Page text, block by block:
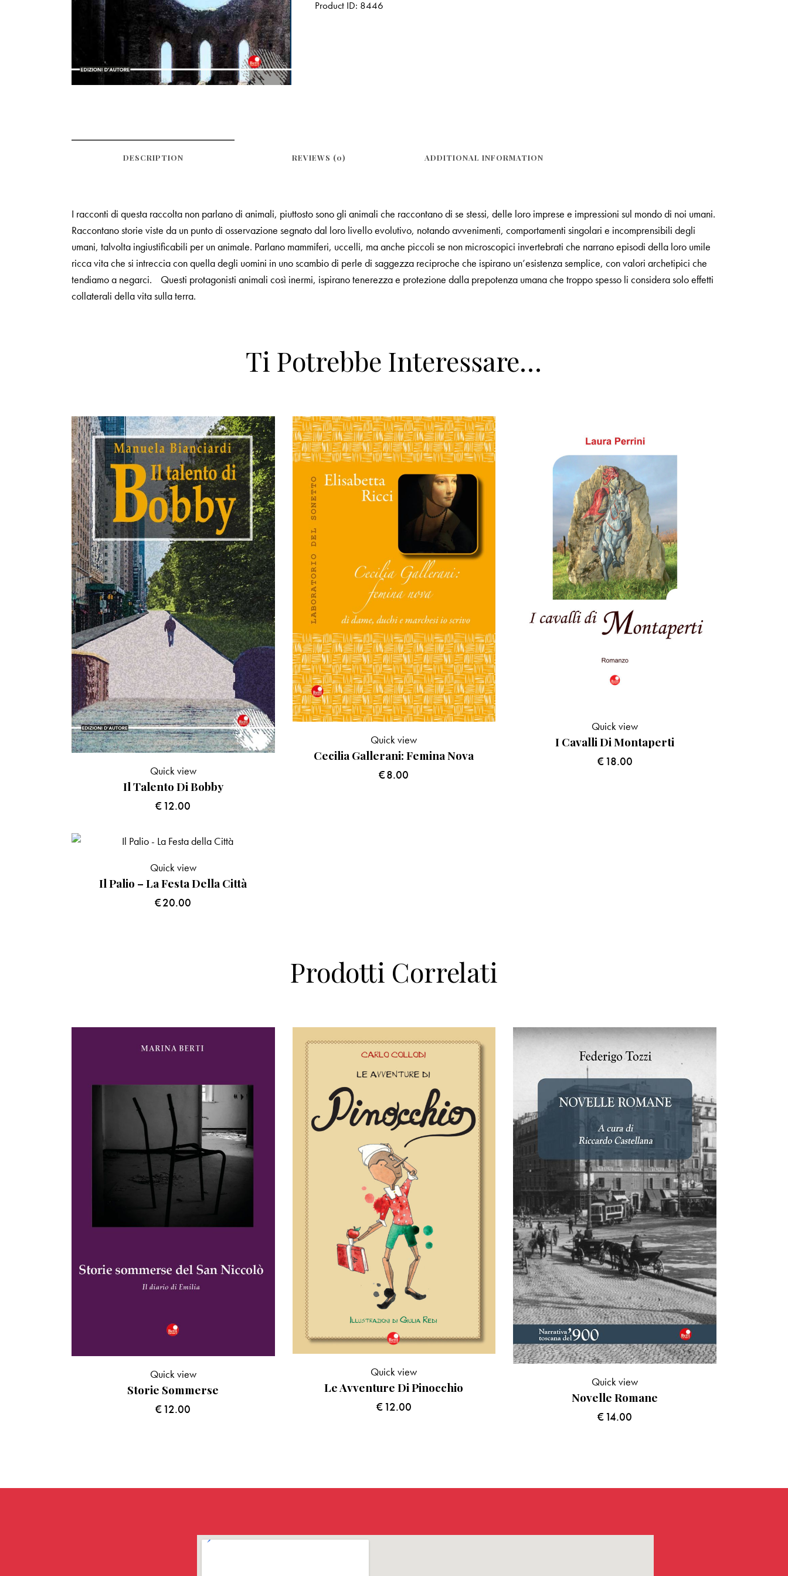
Product ID: 8446
DESCRIPTION REVIEWS (0) ADDITIONAL INFORMATION
I racconti di questa raccolta non parlano di animali, piuttosto sono gli animali che raccontano di se stessi, delle loro imprese e impressioni sul mondo di noi umani.
Raccontano storie viste da un punto di osservazione segnato dal loro livello evolutivo, notando avvenimenti, comportamenti singolari e incomprensibili degli
umani, talvolta ingiustificabili per un animale. Parlano mammiferi, uccelli, ma anche piccoli se non microscopici invertebrati che narrano episodi della loro umile
ricca vita che si intreccia con quella degli uomini in uno scambio di perle di saggezza reciproche che ispirano un’esistenza semplice, con valori archetipici che
tendiamo a negarci. Questi protagonisti animali così inermi, ispirano tenerezza e protezione dalla prepotenza umana che troppo spesso li considera solo effetti
collaterali della vita sulla terra.
Ti Potrebbe Interessare…
Il Talento Di Bobby
€12.00
Quick view
Cecilia Gallerani: Femina Nova
€8.00
Quick view I Cavalli Di Montaperti
€18.00
Quick view
Il Palio – La Festa Della Città
€20.00
Quick view
Prodotti Correlati
Storie Sommerse
€12.00
Quick view
Le Avventure Di Pinocchio
€12.00
Quick view
Novelle Romane
€14.00
Quick view